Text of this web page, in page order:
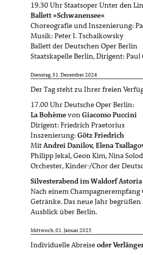
19.30 Uhr Staatsoper Unter den
Ballett »Schwanensee«
Choreografie und Inszenierung:
Musik: Peter I. Tschaikowsky
Ballett der Deutschen Oper Berlin
Staatskapelle Berlin, Dirigent:
Dienstag, 31. Dezember 2024
Der Tag steht zu Ihrer freien
17.00 Uhr Deutsche Oper Berlin:
La BohèmevonGiacomo Puccini
Dirigent: Friedrich Praetorius
Inszenierung: Götz Friedrich
MitAndrei Danilov, Elena
Philipp Jekal, Geon Kim, Nina
Orchester, Kinder-/Chor der
Silvesterabend im Waldorf Astoria
Nach einem
Getränke. Das neue Jahr
Ausblick über Berlin.
Mittwoch, 01. Januar 2025
Individuelle Abreiseoder